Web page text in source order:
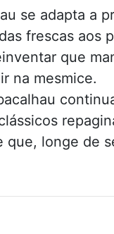
se adapta a
frescas aos
que
na mesmice.
longe de